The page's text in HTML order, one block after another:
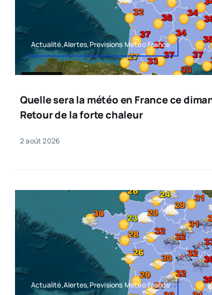
Actualité,Alertes,Previsions Météo France
Quelle sera la météo en France ce
Retour de la forte chaleur
2 août 2026
Actualité,Alertes,Previsions Météo France